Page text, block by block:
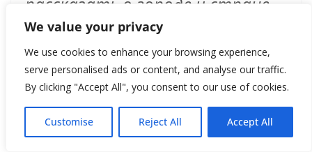
We value your privacy
We use cookies to enhance your browsing experience,
serve personalised ads or content, and analyse our traffic.
By clicking "Accept All", you consent to our use of cookies.
Customise Reject All Accept All
это зажигает мое
воображение. Не нужно
работать с оглядкой на других
– важно уметь смотреть и